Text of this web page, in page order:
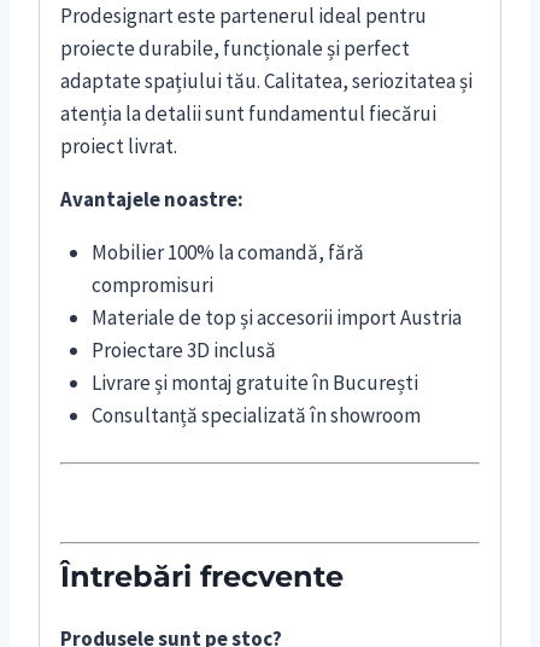
Prodesignart este partenerul ideal pentru
proiecte durabile, funcționale și perfect
adaptate spațiului tău. Calitatea, seriozitatea și
atenția la detalii sunt fundamentul fiecărui
proiect livrat.
Avantajele noastre:
Mobilier 100% la comandă, fără
compromisuri
Materiale de top și accesorii import Austria
Proiectare 3D inclusă
Livrare și montaj gratuite în București
Consultanță specializată în showroom
Întrebări frecvente
Produsele sunt pe stoc?